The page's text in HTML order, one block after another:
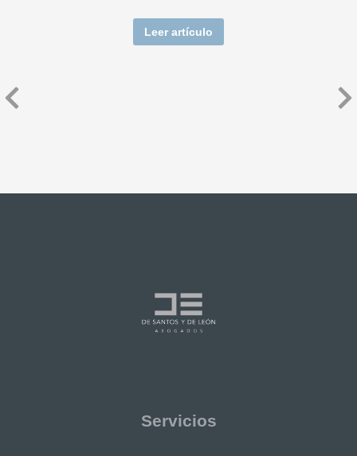
Leer artículo
Servicios